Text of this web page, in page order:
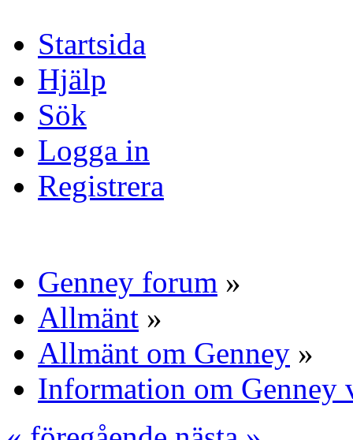
Startsida
Hjälp
Sök
Logga in
Registrera
Genney forum »
Allmänt »
Allmänt om Genney »
Information om Genney